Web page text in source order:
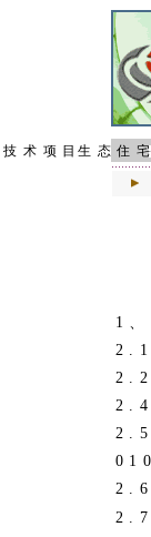
术项目生态住
1
2.1
2.2
2.4
2.7